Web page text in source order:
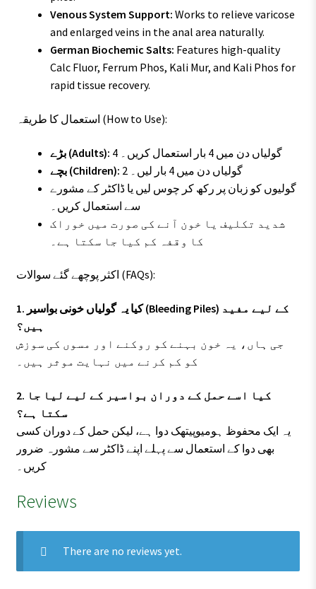
Venous System Support: Works to relieve varicose
and enlarged veins in the anal area naturally.
German Biochemic Salts: Features high-quality
Calc Fluor, Ferrum Phos, Kali Mur, and Kali Phos for
rapid tissue recovery.
استعمال کا طریقہ (How to Use):
بڑے (Adults):
4 گولیاں دن میں 4 بار استعمال کریں۔
بچے (Children):
2 گولیاں دن میں 4 بار لیں۔
گولیوں کو زبان پر رکھ کر چوس لیں یا ڈاکٹر کے مشورے
سے استعمال کریں۔
شدید تکلیف یا خون آنے کی صورت میں خوراک
کا وقفہ کم کیا جا سکتا ہے۔
اکثر پوچھے گئے سوالات (FAQs):
1. کیا یہ گولیاں خونی بواسیر (Bleeding Piles) کے لیے مفید
ہیں؟
جی ہاں، یہ خون بہنے کو روکنے اور مسوں کی سوزش
کو کم کرنے میں نہایت موثر ہیں۔
2. کیا اسے حمل کے دوران بواسیر کے لیے لیا جا
سکتا ہے؟
یہ ایک محفوظ ہومیوپیتھک دوا ہے، لیکن حمل کے دوران کسی
بھی دوا کے استعمال سے پہلے اپنے ڈاکٹر سے مشورہ ضرور
کریں۔
Reviews
There are no reviews yet.